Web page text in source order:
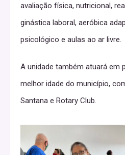
avaliação física, nutricional,
ginástica laboral, aeróbica
psicológico e aulas ao ar livre.
A unidade também atuará em
melhor idade do município,
Santana e Rotary Club.